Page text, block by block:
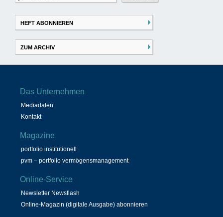
nach:
HEFT ABONNIEREN
ZUM ARCHIV
Das Unternehmen
Mediadaten
Kontakt
Magazine
portfolio institutionell
pvm – portfolio vermögensmanagement
Online-Service
Newsletter Newsflash
Online-Magazin (digitale Ausgabe) abonnieren